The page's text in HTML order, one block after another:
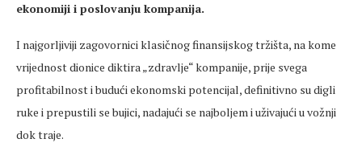
ekonomiji i poslovanju kompanija.
I najgorljiviji zagovornici klasičnog finansijskog tržišta, na kome
vrijednost dionice diktira „zdravlje“ kompanije, prije svega
profitabilnost i budući ekonomski potencijal, definitivno su digli
ruke i prepustili se bujici, nadajući se najboljem i uživajući u vožnji
dok traje.